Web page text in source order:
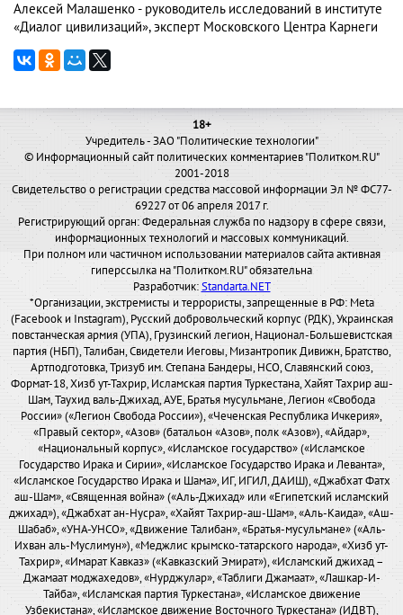
Алексей Малашенко - руководитель исследований в институте
«Диалог цивилизаций», эксперт Московского Центра Карнеги
18+
Учредитель - ЗАО "Политические технологии"
© Информационный сайт политических комментариев "Политком.RU"
2001-2018
Свидетельство о регистрации средства массовой информации Эл № ФС77-
69227 от 06 апреля 2017 г.
Регистрирующий орган: Федеральная служба по надзору в сфере связи,
информационных технологий и массовых коммуникаций.
При полном или частичном использовании материалов сайта активная
гиперссылка на "Политком.RU" обязательна
Разработчик:Standarta.NET
*Организации, экстремисты и террористы, запрещенные в РФ: Meta
(Facebook и Instagram), Русский добровольческий корпус (РДК), Украинская
повстанческая армия (УПА), Грузинский легион, Национал-Большевистская
партия (НБП), Талибан, Свидетели Иеговы, Мизантропик Дивижн, Братство,
Артподготовка, Тризуб им. Степана Бандеры, НСО, Славянский союз,
Формат-18, Хизб ут-Тахрир, Исламская партия Туркестана, Хайят Тахрир аш-
Шам, Таухид валь-Джихад, АУЕ, Братья мусульмане, Легион «Свобода
России» («Легион Свобода России»), «Чеченская Республика Ичкерия»,
«Правый сектор», «Азов» (батальон «Азов», полк «Азов»), «Айдар»,
«Национальный корпус», «Исламское государство» («Исламское
Государство Ирака и Сирии», «Исламское Государство Ирака и Леванта»,
«Исламское Государство Ирака и Шама», ИГ, ИГИЛ, ДАИШ), «Джабхат Фатх
аш-Шам», «Священная война» («Аль-Джихад» или «Египетский исламский
джихад»), «Джабхат ан-Нусра», «Хайят Тахрир-аш-Шам», «Аль-Каида», «Аш-
Шабаб», «УНА-УНСО», «Движение Талибан», «Братья-мусульмане» («Аль-
Ихван аль-Муслимун»), «Меджлис крымско-татарского народа», «Хизб ут-
Тахрир», «Имарат Кавказ» («Кавказский Эмират»), «Исламский джихад –
Джамаат моджахедов», «Нурджулар», «Таблиги Джамаат», «Лашкар-И-
Тайба», «Исламская партия Туркестана», «Исламское движение
Узбекистана», «Исламское движение Восточного Туркестана» (ИДВТ),